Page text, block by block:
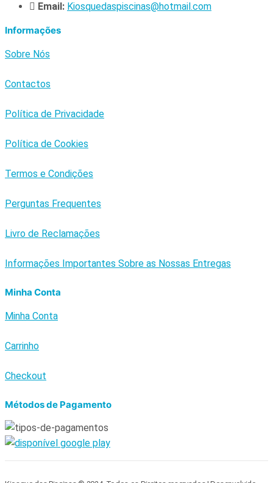
Email: Kiosquedaspiscinas@hotmail.com
Informações
Sobre Nós
Contactos
Política de Privacidade
Política de Cookies
Termos e Condições
Perguntas Frequentes
Livro de Reclamações
Informações Importantes Sobre as Nossas Entregas
Minha Conta
Minha Conta
Carrinho
Checkout
Métodos de Pagamento